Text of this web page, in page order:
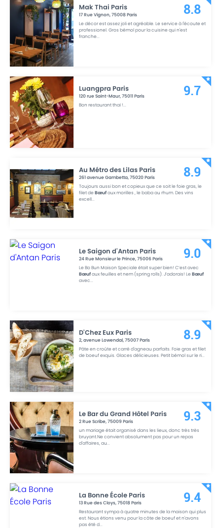
Mak Thai Paris
17 Rue Vignon,75008 Paris
Le décor est assez joli et agréable. Le service à l'écoute et
professionel. Gros bémol pour la cuisine qui n'est
franche...
8.8
Luangpra Paris
120 rue Saint-Maur,75011Paris
Bon restaurant thaï !...
9.7
Au Métro des Lilas Paris
261 avenue Gambetta,75020Paris
Toujours aussi bon et copieux que ce soit le foie gras, le
filet deBœufaux morilles , le baba au rhum. Des vins
excell...
8.9
Le Saigon d'Antan Paris
24 Rue Monsieur le Prince,75006Paris
Le Bo Bun Maison Speciale était super bien! C’est avec
Bœufaux feuilles et nem (spring rolls). J’adorais! LeBœuf
avec...
9.0
D'Chez Eux Paris
2, avenue Lowendal,75007Paris
Pâte en croûte et carré d'agneau parfaits. Foie gras et filet
de boeuf exquis. Glaces délicieuses. Petit bémol sur le ri...
8.9
Le Bar du Grand Hôtel Paris
2 Rue Scribe,75009 Paris
un mariage était organisé dans les lieux, donc très très
bruyant.Ne convient absolument pas pour un repas
d'affaires, au...
9.3
La Bonne École Paris
13 Rue des Cloys,75018 Paris
Restaurant sympa à quatre minutes de la maison qui plus
est. Nous étions venu pour la côte de boeuf et n'avons
pas été d...
9.4